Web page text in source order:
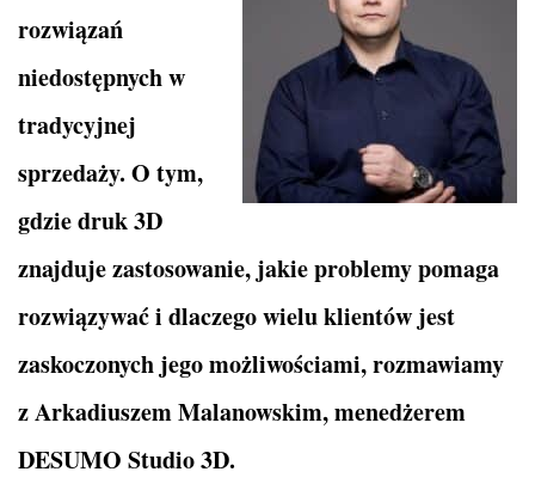
rozwiązań
niedostępnych w
tradycyjnej
sprzedaży. O tym,
gdzie druk 3D
znajduje zastosowanie, jakie problemy pomaga
rozwiązywać i dlaczego wielu klientów jest
zaskoczonych jego możliwościami, rozmawiamy
z Arkadiuszem Malanowskim, menedżerem
DESUMO Studio 3D.